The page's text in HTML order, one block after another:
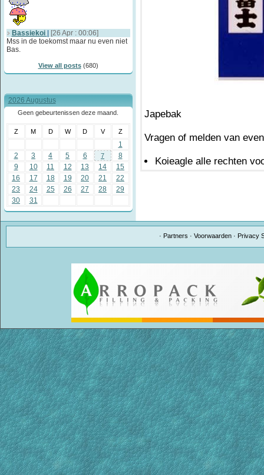
Bassiekoi
[26 Apr : 00:06]
Mss in de toekomst maar nu even niet
Bas.
View all posts(680)
2026 Augustus
Geen gebeurtenissen deze maand.
Z M D W D V Z
1
2
3 4 5 6 7
8
9
10 11 12 13 14
15
16
17 18 19 20 21
22
23
24 25 26 27 28
29
30
31
Japebak
Vragen of melden van
Koieagle alle rechten
· Partners ·Voorwaarden · Privacy